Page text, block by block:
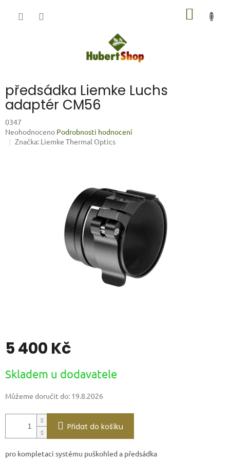
předsádka Liemke Luchs
adaptér CM56
0347
Průměrné
hodnocení
Neohodnoceno Podrobnosti hodnocení
Značka: Liemke Thermal Optics
5 400 Kč
cena:
Skladem u dodavatele
Můžeme doručit do: 19.8.2026
Přidat do košíku
pro kompletaci systému puškohled a předsádka